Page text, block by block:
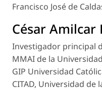
Francisco José de
César Amilcar
Investigador principal
MMAI de la
GIP Universidad
CITAD, Universidad de